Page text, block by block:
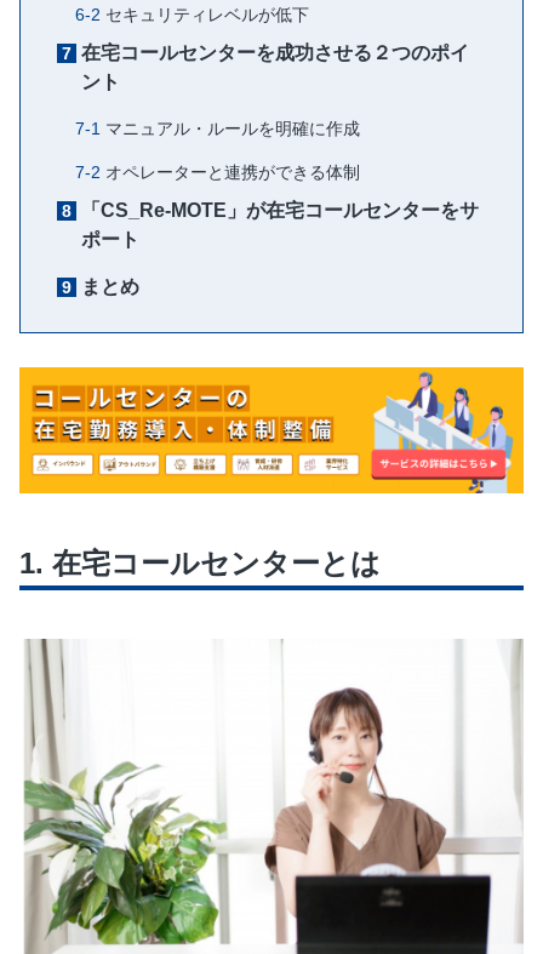
セキュリティレベルが低下
在宅コールセンターを成功させる２つのポイ
ント
マニュアル・ルールを明確に作成
オペレーターと連携ができる体制
「CS_Re-MOTE」が在宅コールセンターをサ
ポート
まとめ
在宅コールセンターとは